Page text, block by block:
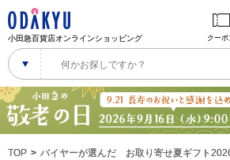
小田急百貨店オンラインショッピング クーポ
TOP
バイヤーが選んだ お取り寄せ夏ギフト